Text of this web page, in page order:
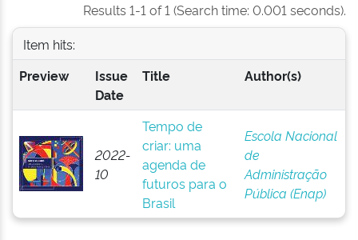
Results 1-1 of 1 (Search time: 0.001 seconds).
Item hits:
Preview
Issue
Date
Title Author(s)
2022-
10
Tempo de
criar: uma
agenda de
futuros para o
Brasil
Escola Nacional
de
Administração
Pública (Enap)